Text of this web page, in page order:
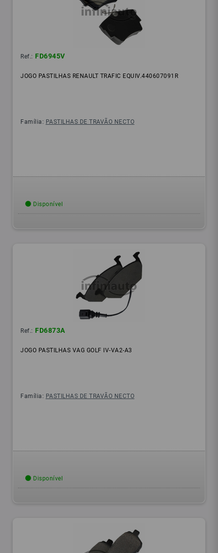
Ref.: FD6945V
JOGO PASTILHAS RENAULT TRAFIC EQUIV.440607091R
Família: PASTILHAS DE TRAVÃO NECTO
Disponível
Ref.: FD6873A
JOGO PASTILHAS VAG GOLF IV-VA2-A3
Família: PASTILHAS DE TRAVÃO NECTO
Disponível